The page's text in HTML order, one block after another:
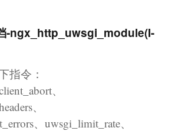
-ngx_http_uwsgi_module(I-
指令：
、
、
、uwsgi_limit_rate、